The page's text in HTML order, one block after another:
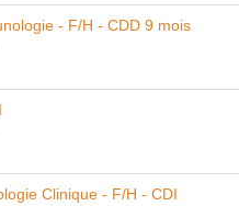
- F/H - CDD 9 mois
Clinique - F/H - CDI